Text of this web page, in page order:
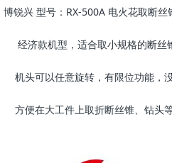
博锐兴 型号：RX-500A 电火花取断丝
经济款机型，适合取小规格的断丝
机头可以任意旋转，有限位功能，
方便在大工件上取折断丝锥、钻头